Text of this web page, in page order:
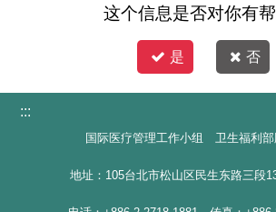
这个信息是否对你有
是 否
:::
国际医疗管理工作小组 卫生福利部
地址：105台北市松山区民生东路三段